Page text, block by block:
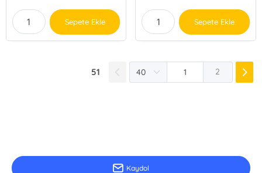
Sepete Ekle Sepete Ekle
51 2
Kaydol